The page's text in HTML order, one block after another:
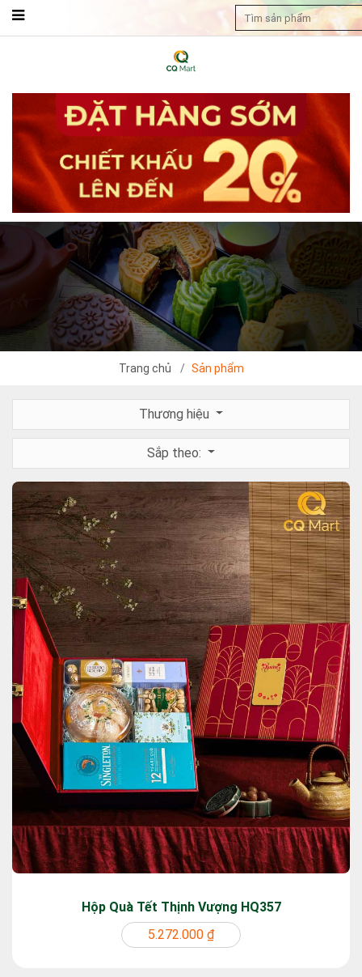
Trang chủ Sản phẩm
Thương hiệu
Sắp theo:
Hộp Quà Tết Thịnh Vượng HQ357
5.272.000 ₫